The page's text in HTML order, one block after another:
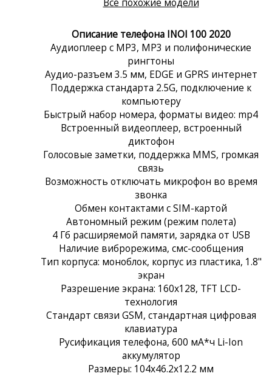
Описание телефона INOI 100 2020
Аудиоплеер с MP3, MP3 и полифонические
рингтоны
Аудио-разъем 3.5 мм, EDGE и GPRS интернет
Поддержка стандарта 2.5G, подключение к
компьютеру
Быстрый набор номера, форматы видео: mp4
Встроенный видеоплеер, встроенный
диктофон
Голосовые заметки, поддержка MMS, громкая
связь
Возможность отключать микрофон во время
звонка
Обмен контактами с SIM-картой
Автономный режим (режим полета)
4 Гб расширяемой памяти, зарядка от USB
Наличие виброрежима, смс-сообщения
Тип корпуса: моноблок, корпус из пластика, 1.8"
экран
Разрешение экрана: 160x128, TFT LCD-
технология
Стандарт связи GSM, стандартная цифровая
клавиатура
Русификация телефона, 600 мА*ч Li-Ion
аккумулятор
Размеры: 104x46.2x12.2 мм